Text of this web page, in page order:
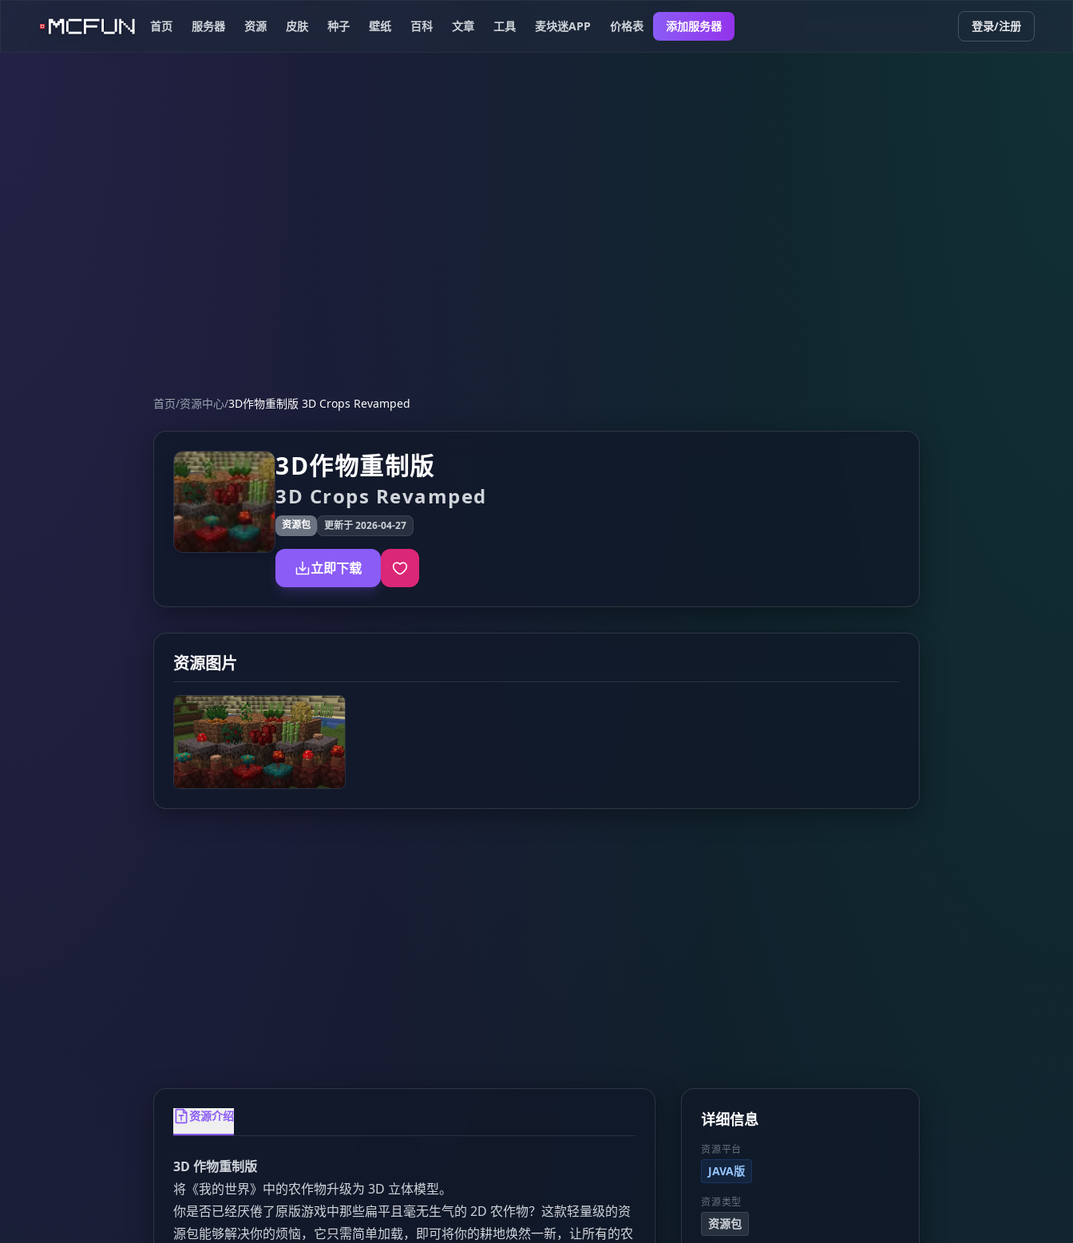
首页 服务器 资源 皮肤 种子 壁纸 百科 文章 工具 麦块迷APP 价格表 添加服务器 登录/注册
首页/资源中心/3D作物重制版 3D Crops Revamped
3D作物重制版
3D Crops Revamped
资源包 更新于 2026-04-27
立即下载
资源图片
资源介绍
3D 作物重制版
将《我的世界》中的农作物升级为 3D 立体模型。
你是否已经厌倦了原版游戏中那些扁平且毫无生气的 2D 农作物？这款轻量级的资
源包能够解决你的烦恼，它只需简单加载，即可将你的耕地焕然一新，让所有的农
详细信息
资源平台
JAVA版
资源类型
资源包